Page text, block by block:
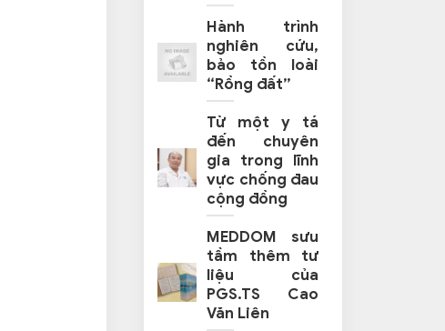
Hành trình
nghiên cứu,
bảo tồn loài
“Rồng đất”
Từ một y tá
đến chuyên
gia trong lĩnh
vực chống đau
cộng đồng
MEDDOM sưu
tầm thêm tư
liệu của
PGS.TS Cao
Văn Liên